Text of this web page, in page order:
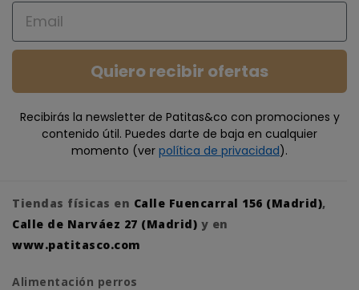
Email
Quiero recibir ofertas
Recibirás la newsletter de Patitas&co con promociones y
contenido útil. Puedes darte de baja en cualquier
momento (ver política de privacidad).
Tiendas físicas en Calle Fuencarral 156 (Madrid),
Calle de Narváez 27 (Madrid) y en
www.patitasco.com
Alimentación perros